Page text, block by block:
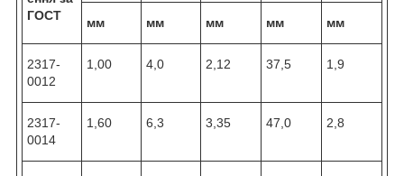
ГОСТ
мм мм мм мм мм
2317-
0012
1,00 4,0 2,12 37,5 1,9
2317-
0014
1,60 6,3 3,35 47,0 2,8